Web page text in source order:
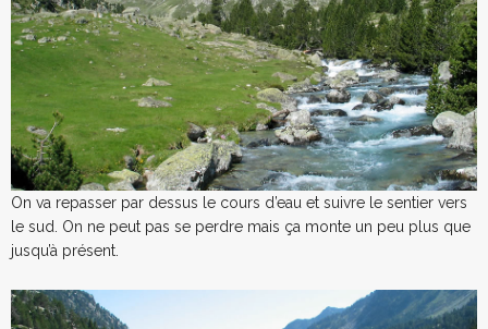
On va repasser par dessus le cours d’eau et suivre le sentier vers
le sud. On ne peut pas se perdre mais ça monte un peu plus que
jusqu’à présent.